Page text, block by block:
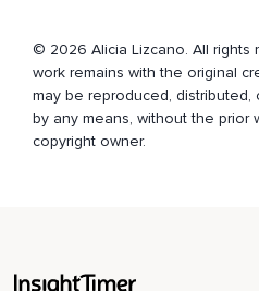
La parte media de tu columna
Visualiza cómo se va llenando
medida que allí se va haciendo
Esa luz también se va
© 2026 Alicia Lizcano. All rights
work remains with the original
may be reproduced, distributed,
by any means, without the prior
copyright owner.